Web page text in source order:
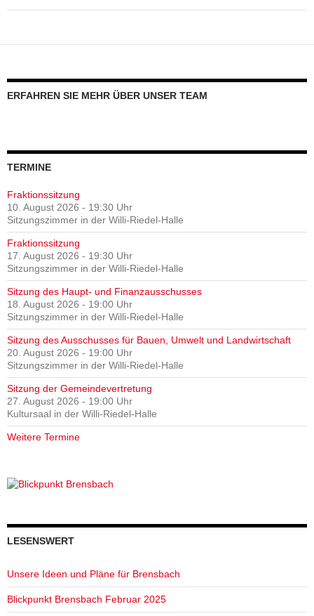
ERFAHREN SIE MEHR ÜBER UNSER TEAM
TERMINE
Fraktionssitzung
10. August 2026 - 19:30 Uhr
Sitzungszimmer in der Willi-Riedel-Halle
Fraktionssitzung
17. August 2026 - 19:30 Uhr
Sitzungszimmer in der Willi-Riedel-Halle
Sitzung des Haupt- und Finanzausschusses
18. August 2026 - 19:00 Uhr
Sitzungszimmer in der Willi-Riedel-Halle
Sitzung des Ausschusses für Bauen, Umwelt und Landwirtschaft
20. August 2026 - 19:00 Uhr
Sitzungszimmer in der Willi-Riedel-Halle
Sitzung der Gemeindevertretung
27. August 2026 - 19:00 Uhr
Kultursaal in der Willi-Riedel-Halle
Weitere Termine
LESENSWERT
Unsere Ideen und Pläne für Brensbach
Blickpunkt Brensbach Februar 2025